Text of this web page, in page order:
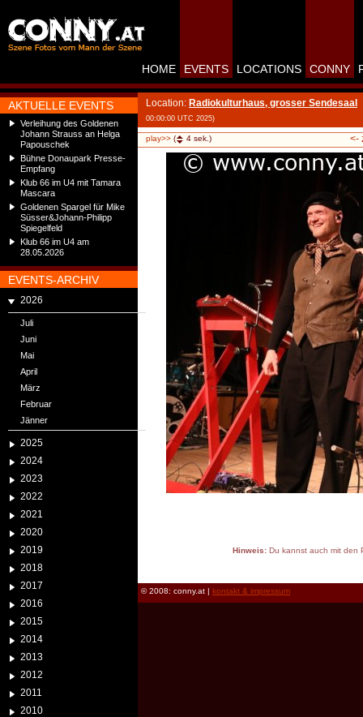
AKTUELLE EVENTS
Verleihung des Goldenen
Johann Strauss an Helga
Papouschek
Bühne Donaupark Presse-
Empfang
Klub 66 im U4 mit Tamara
Mascara
Goldenen Spargel für Mike
Süsser&Johann-Philipp
Spiegelfeld
Klub 66 im U4 am
28.05.2026
EVENTS-ARCHIV
2026
Juli
Juni
Mai
April
März
Februar
Jänner
2025
2024
2023
2022
2021
2020
2019
2018
2017
2016
2015
2014
2013
2012
2011
2010
HOME EVENTS LOCATIONS CONNY
Location: Radiokulturhaus, grosser Sendesaal
00:00:00 UTC 2025)
play>> ( 4 sek.) <-
Hinweis:Du kannst auch mit den
© 2008: conny.at | kontakt & impressum